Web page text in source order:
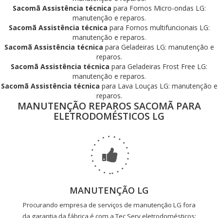
Sacomã Assistência técnica para Fornos Micro-ondas LG:
manutenção e reparos.
Sacomã Assistência técnica para Fornos multifuncionais LG:
manutenção e reparos.
Sacomã Assistência técnica para Geladeiras LG: manutenção e
reparos.
Sacomã Assistência técnica para Geladeiras Frost Free LG:
manutenção e reparos.
Sacomã Assistência técnica para Lava Louças LG: manutenção e
reparos.
MANUTENÇÃO REPAROS SACOMÃ PARA
ELETRODOMÉSTICOS LG
MANUTENÇÃO LG
Procurando empresa de serviços de manutenção LG fora
da garantia da fábrica é com a Tec Serv eletrodomésticos: